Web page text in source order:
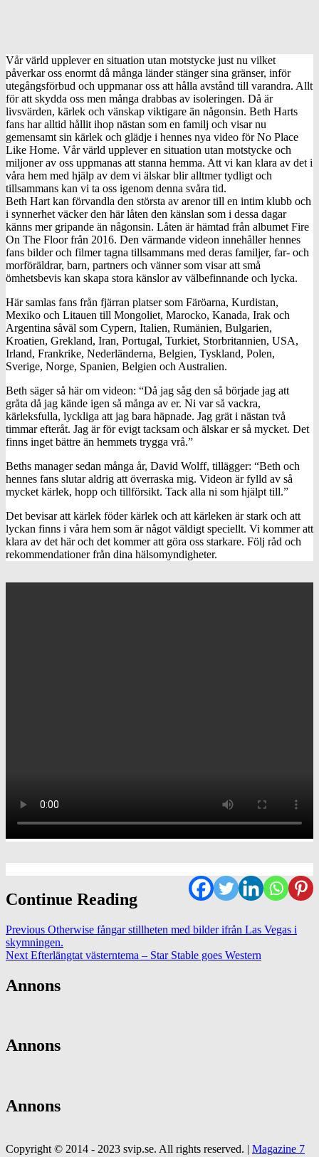
Vår värld upplever en situation utan motstycke just nu vilket
påverkar oss enormt då många länder stänger sina gränser, inför
utegångsförbud och uppmanar oss att hålla avstånd till varandra. Allt
för att skydda oss men många drabbas av isoleringen. Då är
livsvärden, kärlek och vänskap viktigare än någonsin. Beth Harts
fans har alltid hållit ihop nästan som en familj och visar nu
gemensamt sin kärlek och glädje i hennes nya video för No Place
Like Home. Vår värld upplever en situation utan motstycke och
miljoner av oss uppmanas att stanna hemma. Att vi kan klara av det i
våra hem med hjälp av dem vi älskar blir alltmer tydligt och
tillsammans kan vi ta oss igenom denna svåra tid.
Beth Hart kan förvandla den största av arenor till en intim klubb och
i synnerhet väcker den här låten den känslan som i dessa dagar
känns mer gripande än någonsin. Låten är hämtad från albumet Fire
On The Floor från 2016. Den värmande videon innehåller hennes
fans bilder och filmer tagna tillsammans med deras familjer, far- och
morföräldrar, barn, partners och vänner som visar att små
ömhetsbevis kan skapa stora känslor av välbefinnande och lycka.
Här samlas fans från fjärran platser som Färöarna, Kurdistan,
Mexiko och Litauen till Mongoliet, Marocko, Kanada, Irak och
Argentina såväl som Cypern, Italien, Rumänien, Bulgarien,
Kroatien, Grekland, Iran, Portugal, Turkiet, Storbritannien, USA,
Irland, Frankrike, Nederländerna, Belgien, Tyskland, Polen,
Sverige, Norge, Spanien, Belgien och Australien.
Beth säger så här om videon: “Då jag såg den så började jag att
gråta då jag kände igen så många av er. Ni var så vackra,
kärleksfulla, lyckliga att jag bara häpnade. Jag grät i nästan två
timmar efteråt. Jag är för evigt tacksam och älskar er så mycket. Det
finns inget bättre än hemmets trygga vrå.”
Beths manager sedan många år, David Wolff, tillägger: “Beth och
hennes fans slutar aldrig att överraska mig. Videon är fylld av så
mycket kärlek, hopp och tillförsikt. Tack alla ni som hjälpt till.”
Det bevisar att kärlek föder kärlek och att kärleken är stark och att
lyckan finns i våra hem som är något väldigt speciellt. Vi kommer att
klara av det här och det kommer att göra oss starkare. Följ råd och
rekommendationer från dina hälsomyndigheter.
Continue Reading
Previous Otherwise fångar stillheten med bilder ifrån Las Vegas i
skymningen.
Next Efterlängtat västerntema – Star Stable goes Western
Annons
Annons
Annons
Copyright © 2014 - 2023 svip.se. All rights reserved. | Magazine 7